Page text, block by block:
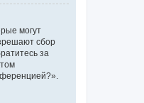
могут
сбор
за